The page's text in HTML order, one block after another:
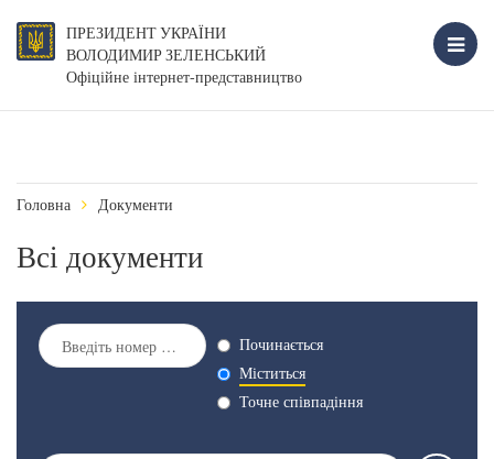
ПРЕЗИДЕНТ УКРАЇНИ
ВОЛОДИМИР ЗЕЛЕНСЬКИЙ
Офіційне інтернет-представництво
Головна Документи
Всі документи
Починається
Міститься
Точне співпадіння